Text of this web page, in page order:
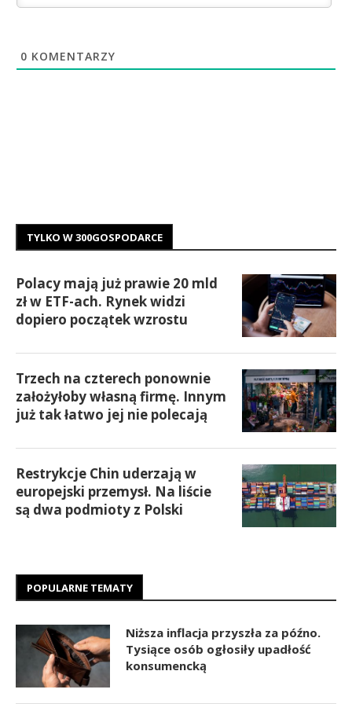
0 KOMENTARZY
TYLKO W 300GOSPODARCE
Polacy mają już prawie 20 mld
zł w ETF-ach. Rynek widzi
dopiero początek wzrostu
Trzech na czterech ponownie
założyłoby własną firmę. Innym
już tak łatwo jej nie polecają
Restrykcje Chin uderzają w
europejski przemysł. Na liście
są dwa podmioty z Polski
POPULARNE TEMATY
Niższa inflacja przyszła za późno.
Tysiące osób ogłosiły upadłość
konsumencką